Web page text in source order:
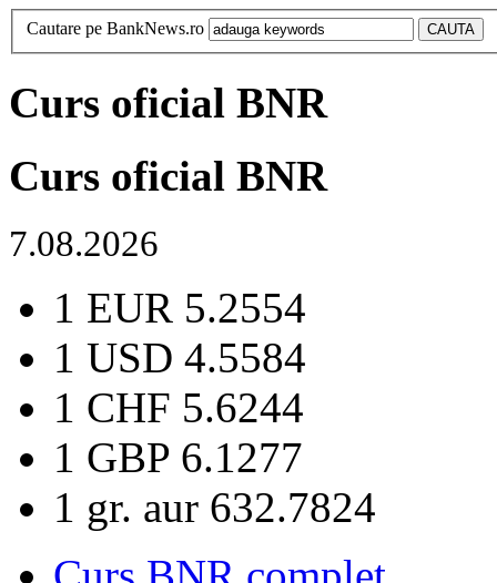
Cautare pe BankNews.ro
Curs oficial BNR
Curs oficial BNR
7.08.2026
1 EUR 5.2554
1 USD 4.5584
1 CHF 5.6244
1 GBP 6.1277
1 gr. aur 632.7824